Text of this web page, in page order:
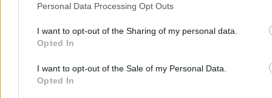
Personal Data Processing Opt Outs
I want to opt-out of the Sharing of my personal data.
Opted In
I want to opt-out of the Sale of my Personal Data.
Opted In
Aleksandra Cieślik
Wczoraj 18:17
Reklama
Reklama